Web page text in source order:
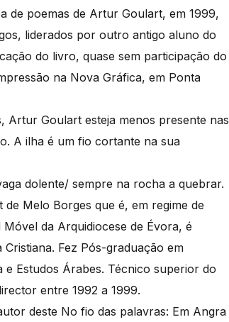
de poemas de Artur Goulart, em 1999,
liderados por outro antigo aluno do
do livro, quase sem participação do
na Nova Gráfica, em Ponta
Artur Goulart esteja menos presente nas
A ilha é um fio cortante na sua
dolente/ sempre na rocha a quebrar.
Melo Borges que é, em regime de
da Arquidiocese de Évora, é
Fez Pós-graduação em
Estudos Árabes. Técnico superior do
entre 1992 a 1999.
deste No fio das palavras: Em Angra